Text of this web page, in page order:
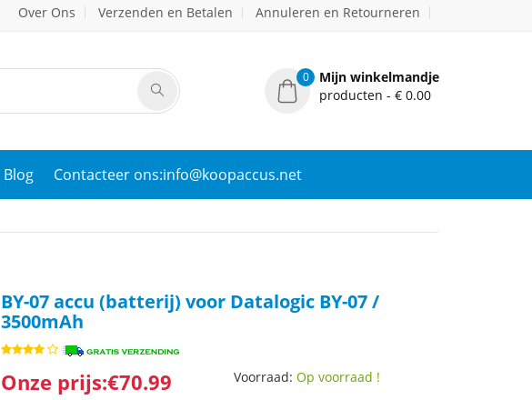
Over Ons Verzenden en Betalen Annuleren en Retourneren
0
Mijn winkelmandje
producten - € 0.00
Blog Contacteer ons:info@koopaccus.net
BY-07 accu (batterij) voor Datalogic BY-07 /
3500mAh
Onze prijs:€70.99 Voorraad:Op voorraad !